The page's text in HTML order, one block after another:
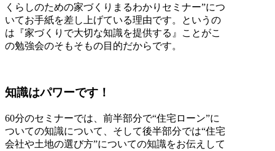
くらしのための家づくりまるわかりセミナー”につ
いてお手紙を差し上げている理由です。というの
は『家づくりで大切な知識を提供する』ことがこ
の勉強会のそもそもの目的だからです。
知識はパワーです！
60分のセミナーでは、前半部分で“住宅ローン”に
ついての知識について、そして後半部分では“住宅
会社や土地の選び方”についての知識をお伝えして